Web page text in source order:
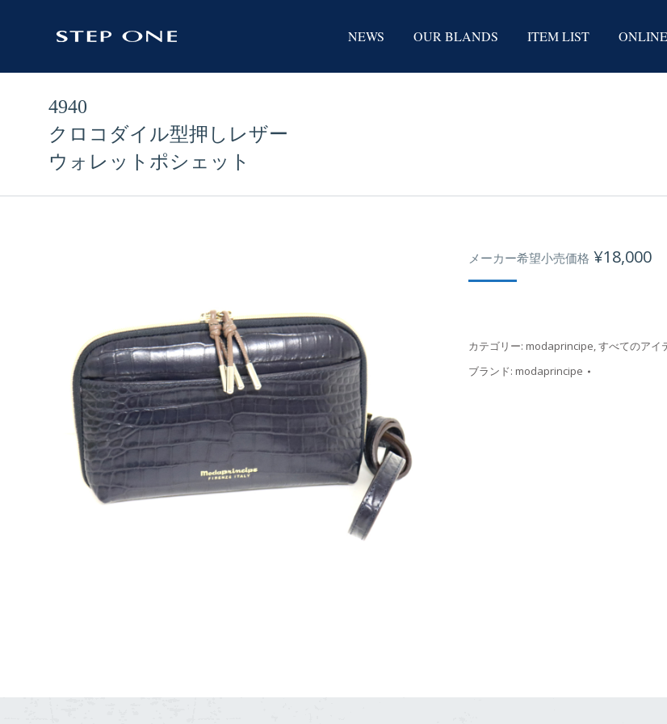
NEWS OUR BLANDS ITEM LIST
4940
クロコダイル型押しレザー
ウォレットポシェット
メーカー希望小売価格 ¥18,000
カテゴリー: modaprincipe,すべてのアイ
ブランド: modaprincipe